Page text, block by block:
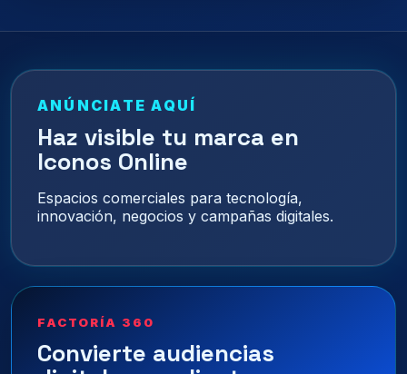
ANÚNCIATE AQUÍ
Haz visible tu marca en
Iconos Online
Espacios comerciales para tecnología,
innovación, negocios y campañas digitales.
FACTORÍA 360
Convierte audiencias